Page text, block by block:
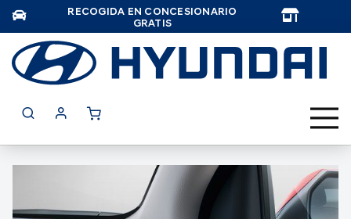
RECOGIDA EN CONCESIONARIO
GRATIS
final